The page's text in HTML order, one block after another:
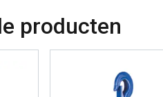
producten